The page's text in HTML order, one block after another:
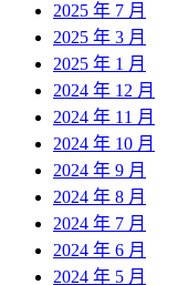
2025 年 7 月
2025 年 3 月
2025 年 1 月
2024 年 12 月
2024 年 11 月
2024 年 10 月
2024 年 9 月
2024 年 8 月
2024 年 7 月
2024 年 6 月
2024 年 5 月